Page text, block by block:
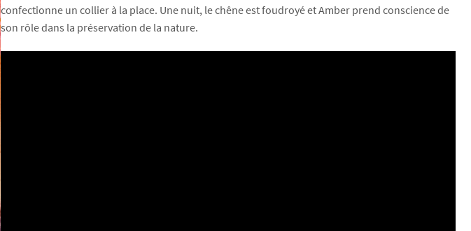
confectionne un collier à la place. Une nuit, le chêne est foudroyé et Amber prend conscience de
son rôle dans la préservation de la nature.